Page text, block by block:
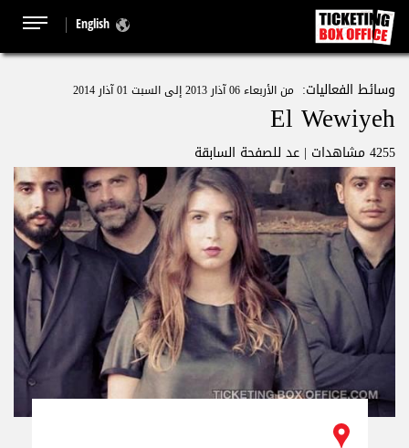
English
وسائط الفعاليات: من الأربعاء 06 آذار 2013 إلى السبت 01 آذار 2014
El Wewiyeh
4255 مشاهدات | عد للصفحة السابقة